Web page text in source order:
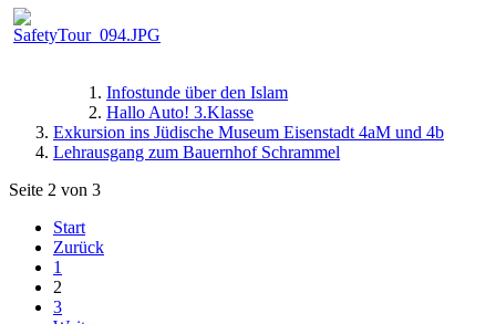
Infostunde über den Islam
Hallo Auto! 3.Klasse
Exkursion ins Jüdische Museum Eisenstadt 4aM und 4b
Lehrausgang zum Bauernhof Schrammel
Seite 2 von 3
Start
Zurück
1
2
3